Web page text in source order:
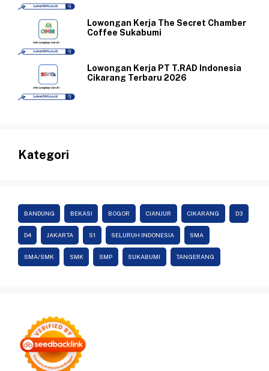
Lowongan Kerja The Secret Chamber
Coffee Sukabumi
Lowongan Kerja PT T.RAD Indonesia
Cikarang Terbaru 2026
Kategori
BANDUNG BEKASI BOGOR CIANJUR CIKARANG D3
D4 JAKARTA S1 SELURUH INDONESIA SMA
SMA/SMK SMK SMP SUKABUMI TANGERANG